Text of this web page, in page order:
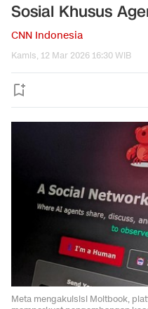
Sosial Khusus
CNN Indonesia
Kamis, 12 Mar 2026 16:30 WIB
Meta mengakuisisi Moltbook,